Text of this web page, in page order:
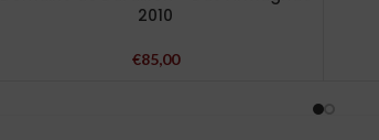
2010
€85,00